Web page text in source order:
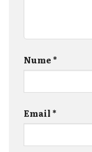
Nume*
Email*